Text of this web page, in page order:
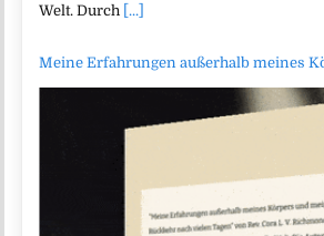
Welt. Durch [...]
Meine Erfahrungen außerhalb meines